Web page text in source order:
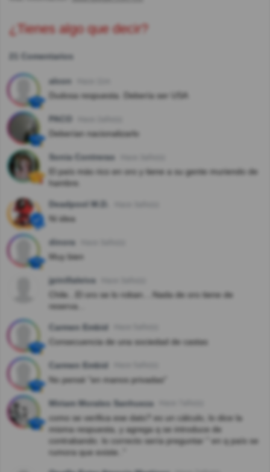
¿Tienes algo que decir?
21 Comentarios
alcon
Dudosa respuesta. Debería ser USA
PACO
Deberían nacionalizarlo
Sonia Contreras
El país más rico en oro y tiene a su gente muriendo de
hambre.
Deadpool M.D.
Ni idea
dinora
Muy bien
jpinillaleiva
Chile...El oro se lo roban....Nada de oro tiene de
reserva...
Carmen Embid
Consecuencia de una sociedad de castas
Carmen Embid
No pensé "en manos privadas"
Miriam Morales Sanhueza
como se verifica ese dato? es un cálculo, lo dice la
misma respuesta, y agrega q se introduce de
contrabando. lo correcto sería preguntar " en q país se
rumora que existe.."